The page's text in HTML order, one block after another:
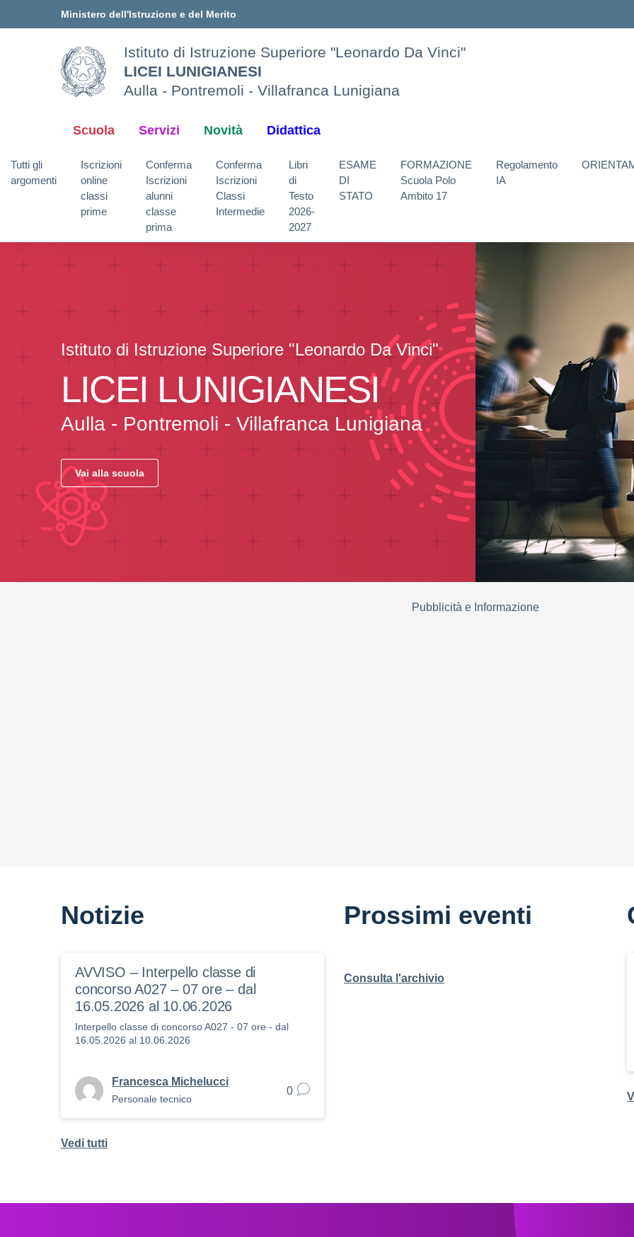
Ministero dell'Istruzione e del Merito
Istituto di Istruzione Superiore "Leonardo Da Vinci"
LICEI LUNIGIANESI
Aulla - Pontremoli - Villafranca Lunigiana
Scuola Servizi Novità Didattica
Tutti gli
argomenti
Iscrizioni
online
classi
prime
Conferma
Iscrizioni
alunni
classe
prima
Conferma
Iscrizioni
Classi
Intermedie
Libri
di
Testo
2026-
2027
ESAME
DI
STATO
FORMAZIONE
Scuola Polo
Ambito 17
Regolamento
IA
Istituto di Istruzione Superiore "Leonardo Da Vinci"
LICEI LUNIGIANESI
Aulla - Pontremoli - Villafranca Lunigiana
Vai alla scuola
Pubblicità e Informazione
Notizie
AVVISO – Interpello classe di
concorso A027 – 07 ore – dal
16.05.2026 al 10.06.2026
Interpello classe di concorso A027 - 07 ore - dal
16.05.2026 al 10.06.2026
Francesca Michelucci
Personale tecnico
0
Vedi tutti
Prossimi eventi
Consulta l'archivio